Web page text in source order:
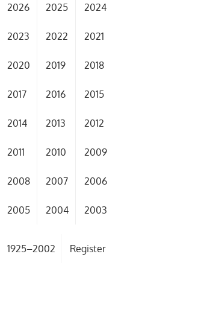
2026 2025 2024
2023 2022 2021
2020 2019 2018
2017 2016 2015
2014 2013 2012
2011 2010 2009
2008 2007 2006
2005 2004 2003
1925–2002 Register